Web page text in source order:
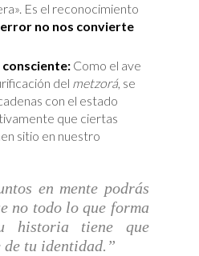
Es el reconocimiento
no nos convierte
Como el ave
del metzorá, se
con el estado
que ciertas
sitio en nuestro
en mente podrás
no todo lo que forma
historia tiene que
tu identidad.